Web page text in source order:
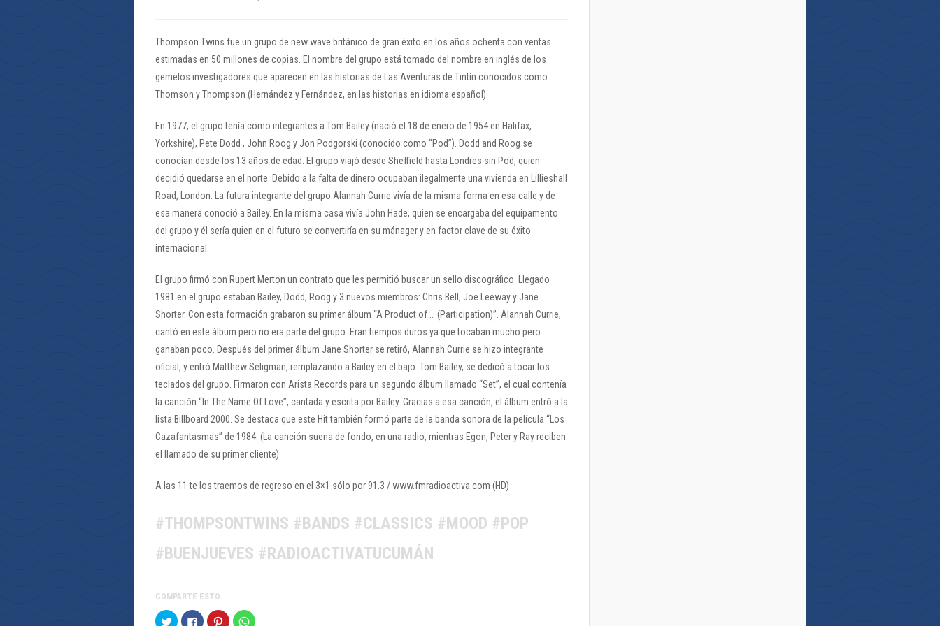
Thompson Twins fue un grupo de new wave británico de gran éxito en los años ochenta con ventas
estimadas en 50 millones de copias. El nombre del grupo está tomado del nombre en inglés de los
gemelos investigadores que aparecen en las historias de Las Aventuras de Tintín conocidos como
Thomson y Thompson (Hernández y Fernández, en las historias en idioma español).
En 1977, el grupo tenía como integrantes a Tom Bailey (nació el 18 de enero de 1954 en Halifax,
Yorkshire), Pete Dodd , John Roog y Jon Podgorski (conocido como “Pod”). Dodd and Roog se
conocían desde los 13 años de edad. El grupo viajó desde Sheffield hasta Londres sin Pod, quien
decidió quedarse en el norte. Debido a la falta de dinero ocupaban ilegalmente una vivienda en Lillieshall
Road, London. La futura integrante del grupo Alannah Currie vivía de la misma forma en esa calle y de
esa manera conoció a Bailey. En la misma casa vivía John Hade, quien se encargaba del equipamento
del grupo y él sería quien en el futuro se convertiría en su mánager y en factor clave de su éxito
internacional.
El grupo firmó con Rupert Merton un contrato que les permitió buscar un sello discográfico. Llegado
1981 en el grupo estaban Bailey, Dodd, Roog y 3 nuevos miembros: Chris Bell, Joe Leeway y Jane
Shorter. Con esta formación grabaron su primer álbum “A Product of … (Participation)”. Alannah Currie,
cantó en este álbum pero no era parte del grupo. Eran tiempos duros ya que tocaban mucho pero
ganaban poco. Después del primer álbum Jane Shorter se retiró, Alannah Currie se hizo integrante
oficial, y entró Matthew Seligman, remplazando a Bailey en el bajo. Tom Bailey, se dedicó a tocar los
teclados del grupo. Firmaron con Arista Records para un segundo álbum llamado “Set”, el cual contenía
la canción “In The Name Of Love”, cantada y escrita por Bailey. Gracias a esa canción, el álbum entró a la
lista Billboard 2000. Se destaca que este Hit también formó parte de la banda sonora de la película “Los
Cazafantasmas” de 1984. (La canción suena de fondo, en una radio, mientras Egon, Peter y Ray reciben
el llamado de su primer cliente)
A las 11 te los traemos de regreso en el 3×1 sólo por 91.3 / www.fmradioactiva.com (HD)
#THOMPSONTWINS #BANDS #CLASSICS #MOOD #POP
#BUENJUEVES #RADIOACTIVATUCUMÁN
COMPARTE ESTO:
Haz Haz Haz Haz